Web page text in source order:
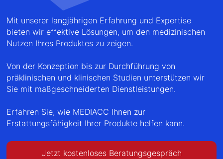
Mit unserer langjährigen Erfahrung und Expertise
bieten wir effektive Lösungen, um den medizinischen
Nutzen Ihres Produktes zu zeigen.
Von der Konzeption bis zur Durchführung von
präklinischen und klinischen Studien unterstützen wir
Sie mit maßgeschneiderten Dienstleistungen.
Erfahren Sie, wie MEDIACC Ihnen zur
Erstattungsfähigkeit Ihrer Produkte helfen kann.
Jetzt kostenloses Beratungsgespräch